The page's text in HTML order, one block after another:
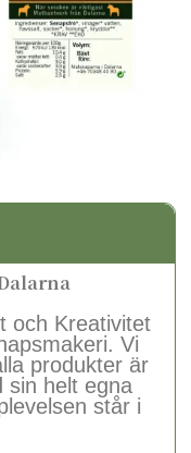
och Kreativitet
Vi
produkter är
sin helt egna
står i